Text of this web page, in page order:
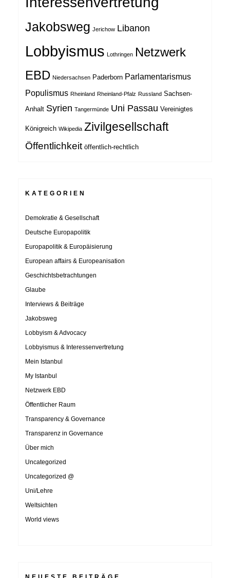
Jakobsweg Jerichow Libanon
Lobbyismus Lothringen Netzwerk
EBD Niedersachsen Paderborn Parlamentarismus
Populismus Rheinland Rheinland-Pfalz Russland Sachsen-
Anhalt Syrien Tangermünde Uni Passau Vereinigtes
Königreich Wikipedia Zivilgesellschaft
Öffentlichkeit öffentlich-rechtlich
KATEGORIEN
Demokratie & Gesellschaft
Deutsche Europapolitik
Europapolitik & Europäisierung
European affairs & Europeanisation
Geschichtsbetrachtungen
Glaube
Interviews & Beiträge
Jakobsweg
Lobbyism & Advocacy
Lobbyismus & Interessenvertretung
Mein Istanbul
My Istanbul
Netzwerk EBD
Öffentlicher Raum
Transparency & Governance
Transparenz in Governance
Über mich
Uncategorized
Uncategorized @
Uni/Lehre
Weltsichten
World views